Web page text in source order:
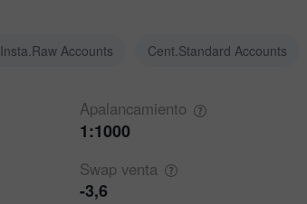
Insta.Raw Accounts Cent.Standard Accounts
Apalancamiento
1:1000
Swapventa
-3,6